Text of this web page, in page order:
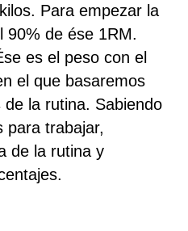
Para empezar la
90% de ése 1RM.
es el peso con el
el que basaremos
la rutina. Sabiendo
para trabajar,
de la rutina y